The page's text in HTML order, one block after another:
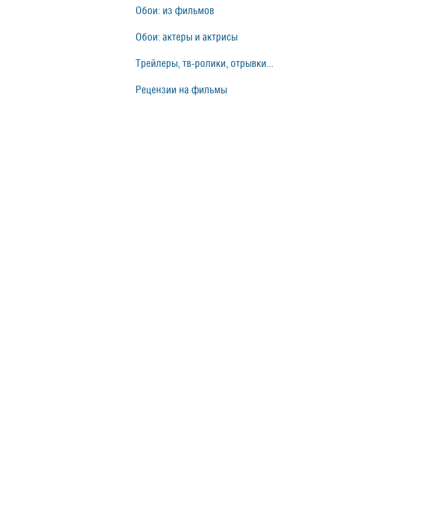
Обои: из фильмов
Обои: актеры и актрисы
Трейлеры, тв-ролики, отрывки...
Рецензии на фильмы